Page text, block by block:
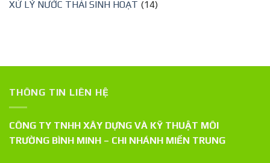
XỬ LÝ NƯỚC THẢI SINH HOẠT (14)
THÔNG TIN LIÊN HỆ
CÔNG TY TNHH XÂY DỰNG VÀ KỸ THUẬT MÔI
TRƯỜNG BÌNH MINH – CHI NHÁNH MIỀN TRUNG